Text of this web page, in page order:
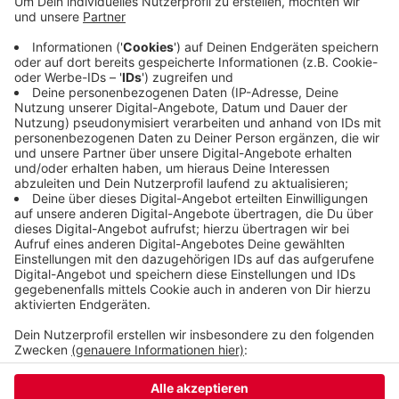
Männer, 17 und 19 Jahre alt. Zwei haben sich
schwer, aber nicht lebensgefährlich verletzt. Die
Polizei bittet alle, die Hinweise zu dem Unfall
haben, darum, sich zu melden: Telefonnummer
(0202) 284-0
Veröffentlicht:Dienstag, 01.10.2024 06:00
Anzeige
Anzeige